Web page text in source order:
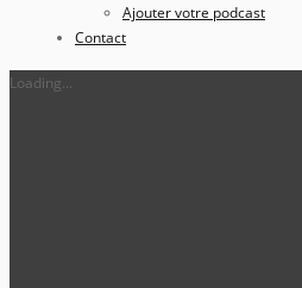
Ajouter votre podcast
Contact
Loading...